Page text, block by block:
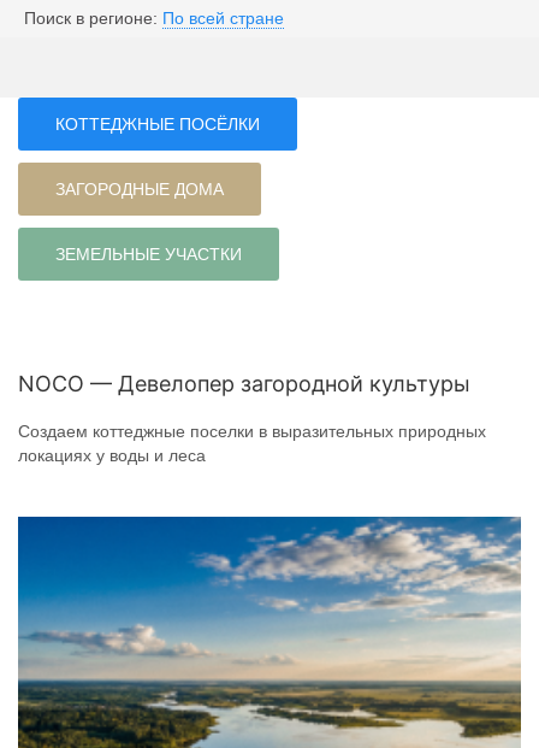
Поиск в регионе: По всей стране
КОТТЕДЖНЫЕ ПОСЁЛКИ
ЗАГОРОДНЫЕ ДОМА
ЗЕМЕЛЬНЫЕ УЧАСТКИ
NOCO — Девелопер загородной культуры
Создаем коттеджные поселки в выразительных природных
локациях у воды и леса